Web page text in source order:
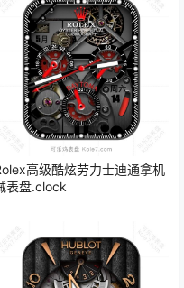
高级酷炫劳力士迪通拿机
表盘.clock